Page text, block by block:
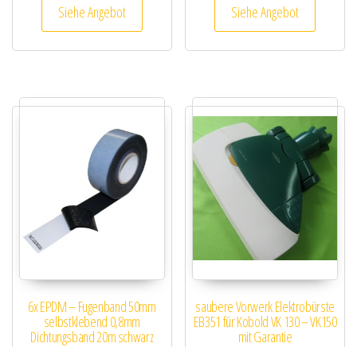
Siehe Angebot Siehe Angebot
6x EPDM – Fugenband 50mm
selbstklebend 0,8mm
Dichtungsband 20m schwarz
saubere Vorwerk Elektrobürste
EB351 für Kobold VK 130 – VK150
mit Garantie